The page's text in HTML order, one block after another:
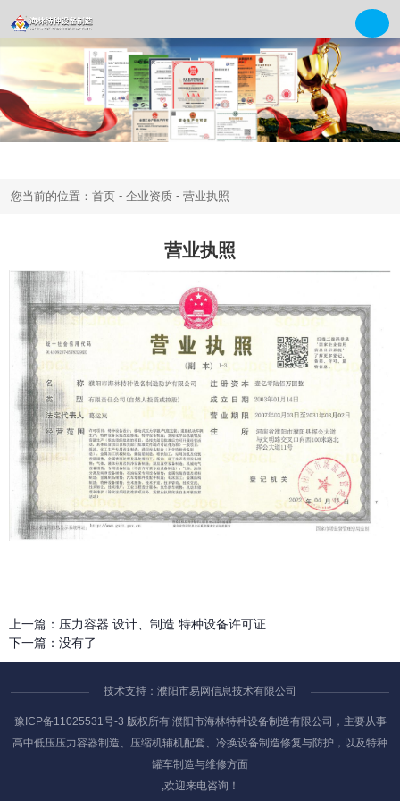
您当前的位置：首页 - 企业资质 - 营业执照
营业执照
上一篇： 压力容器 设计、制造 特种设备许可证
下一篇： 没有了
技术支持：濮阳市易网信息技术有限公司
豫ICP备11025531号-3 版权所有 濮阳市海林特种设备制造有限公司，主要从事
高中低压压力容器制造、压缩机辅机配套、冷换设备制造修复与防护，以及特种
罐车制造与维修方面
,欢迎来电咨询！